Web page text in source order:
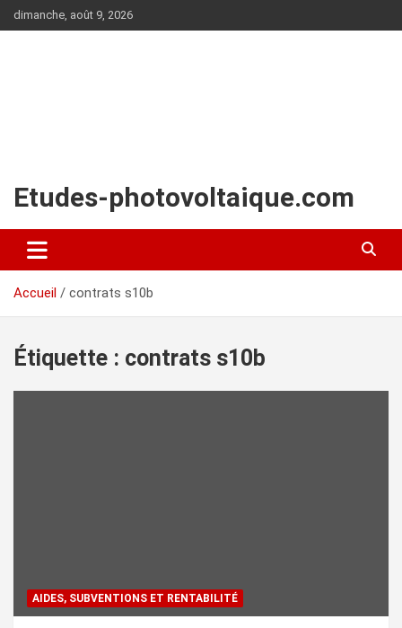
Aller
au
dimanche, août 9, 2026
Etudes-photovoltaique.com
Accueil contrats s10b
Étiquette : contrats s10b
AIDES, SUBVENTIONS ET RENTABILITÉ